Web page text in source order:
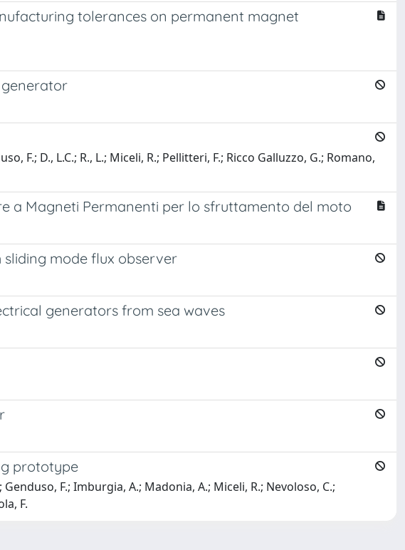
tolerances on permanent magnet
F.; D., L.C.; R., L.; Miceli, R.; Pellitteri, F.; Ricco Galluzzo, G.; Romano,
a Magneti Permanenti per lo sfruttamento del moto
mode flux observer
generators from sea waves
prototype
F.; Imburgia, A.; Madonia, A.; Miceli, R.; Nevoloso, C.;
F.